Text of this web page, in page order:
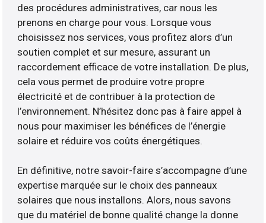
des procédures administratives, car nous les
prenons en charge pour vous. Lorsque vous
choisissez nos services, vous profitez alors d’un
soutien complet et sur mesure, assurant un
raccordement efficace de votre installation. De plus,
cela vous permet de produire votre propre
électricité et de contribuer à la protection de
l’environnement. N’hésitez donc pas à faire appel à
nous pour maximiser les bénéfices de l’énergie
solaire et réduire vos coûts énergétiques.
En définitive, notre savoir-faire s’accompagne d’une
expertise marquée sur le choix des panneaux
solaires que nous installons. Alors, nous savons
que du matériel de bonne qualité change la donne